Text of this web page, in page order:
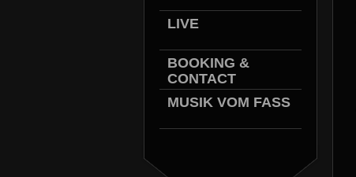
LIVE
BOOKING &
CONTACT
MUSIK VOM FASS